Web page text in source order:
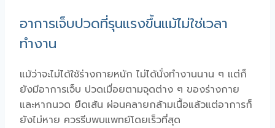
อาการเจ็บปวดที่รุนแรงขึ้นแม้ไม่ใช่เวลา
ทำงาน
แม้ว่าจะไม่ได้ใช้ร่างกายหนัก ไม่ได้นั่งทำงานนาน ๆ แต่ก็
ยังมีอาการเจ็บ ปวดเมื่อยตามจุดต่าง ๆ ของร่างกาย
และหากนวด ยืดเส้น ผ่อนคลายกล้ามเนื้อแล้วแต่อาการก็
ยังไม่หาย ควรรีบพบแพทย์โดยเร็วที่สุด